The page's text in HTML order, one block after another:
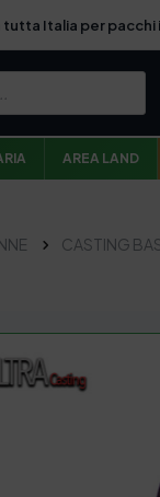
Italia per
AREA LAND
CASTING